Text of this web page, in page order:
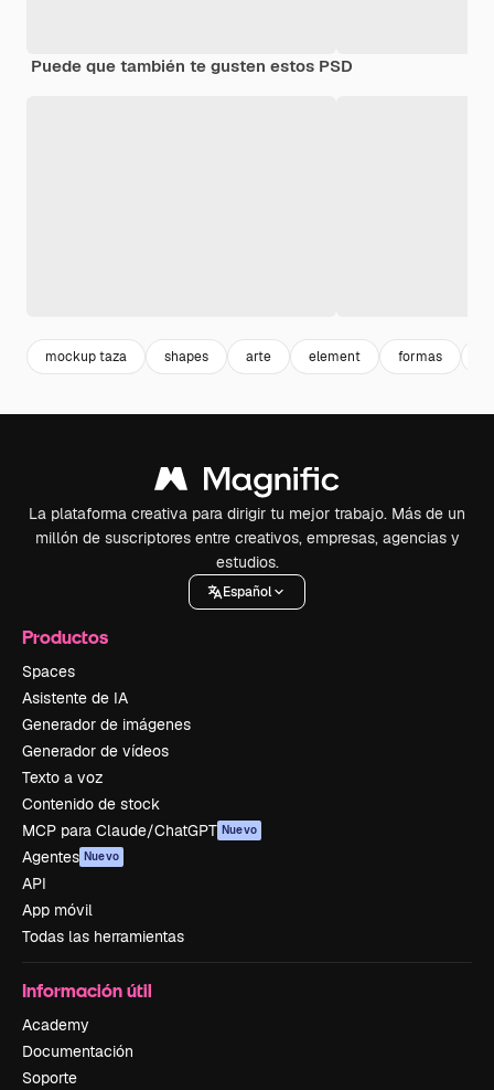
Puede que también te gusten estos PSD
mockup taza shapes arte element formas
La plataforma creativa para dirigir tu mejor trabajo. Más de un
millón de suscriptores entre creativos, empresas, agencias y
estudios.
Español
Productos
Spaces
Asistente de IA
Generador de imágenes
Generador de vídeos
Texto a voz
Contenido de stock
MCP para Claude/ChatGPT Nuevo
Agentes Nuevo
API
App móvil
Todas las herramientas
Información útil
Academy
Documentación
Soporte